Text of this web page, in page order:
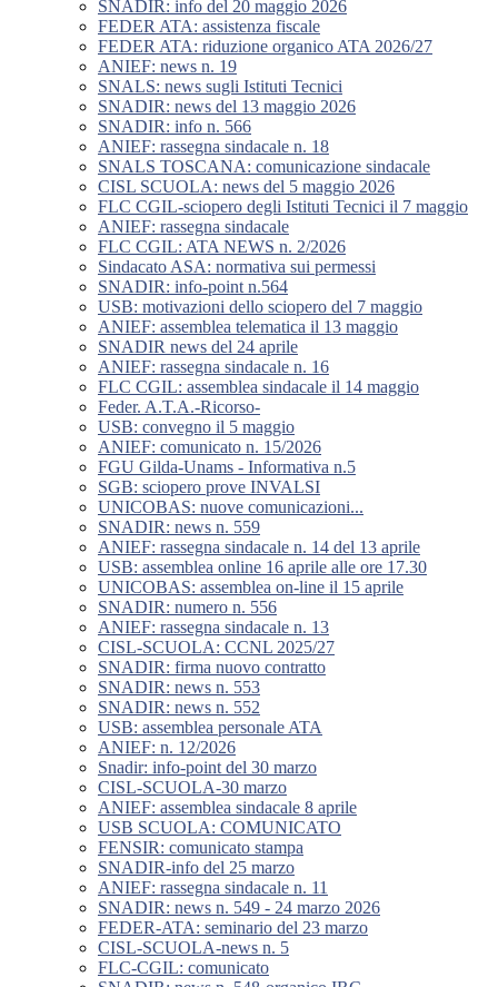
SNADIR: info del 20 maggio 2026
FEDER ATA: assistenza fiscale
FEDER ATA: riduzione organico ATA 2026/27
ANIEF: news n. 19
SNALS: news sugli Istituti Tecnici
SNADIR: news del 13 maggio 2026
SNADIR: info n. 566
ANIEF: rassegna sindacale n. 18
SNALS TOSCANA: comunicazione sindacale
CISL SCUOLA: news del 5 maggio 2026
FLC CGIL-sciopero degli Istituti Tecnici il 7 maggio
ANIEF: rassegna sindacale
FLC CGIL: ATA NEWS n. 2/2026
Sindacato ASA: normativa sui permessi
SNADIR: info-point n.564
USB: motivazioni dello sciopero del 7 maggio
ANIEF: assemblea telematica il 13 maggio
SNADIR news del 24 aprile
ANIEF: rassegna sindacale n. 16
FLC CGIL: assemblea sindacale il 14 maggio
Feder. A.T.A.-Ricorso-
USB: convegno il 5 maggio
ANIEF: comunicato n. 15/2026
FGU Gilda-Unams - Informativa n.5
SGB: sciopero prove INVALSI
UNICOBAS: nuove comunicazioni...
SNADIR: news n. 559
ANIEF: rassegna sindacale n. 14 del 13 aprile
USB: assemblea online 16 aprile alle ore 17.30
UNICOBAS: assemblea on-line il 15 aprile
SNADIR: numero n. 556
ANIEF: rassegna sindacale n. 13
CISL-SCUOLA: CCNL 2025/27
SNADIR: firma nuovo contratto
SNADIR: news n. 553
SNADIR: news n. 552
USB: assemblea personale ATA
ANIEF: n. 12/2026
Snadir: info-point del 30 marzo
CISL-SCUOLA-30 marzo
ANIEF: assemblea sindacale 8 aprile
USB SCUOLA: COMUNICATO
FENSIR: comunicato stampa
SNADIR-info del 25 marzo
ANIEF: rassegna sindacale n. 11
SNADIR: news n. 549 - 24 marzo 2026
FEDER-ATA: seminario del 23 marzo
CISL-SCUOLA-news n. 5
FLC-CGIL: comunicato